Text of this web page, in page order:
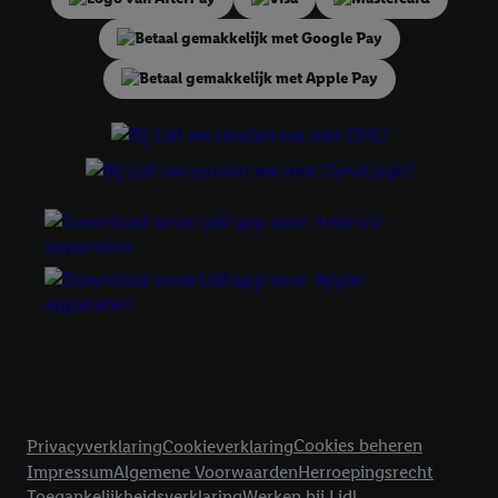
PrivacyverklaringCookieverklaringCookies beheren
ImpressumAlgemene VoorwaardenHerroepingsrecht
samengevoegd met andere identifiers of met identifiers die
door Criteo S.A. aan jou zijn toegewezen.
Als je hiervoor toestemming geeft, dan kunnen retargeting
eerder interesse hebt getoond (bijvoorbeeld door het product
in een winkelmandje van een online winkel te plaatsen maar het
niet te kopen). De retargeting advertenties kunnen op
verschillende eindapparaten en binnen verschillende Lidl-
diensten worden weergegeven, als verschillende eindapparaten
en Lidl-diensten, met behulp van jouw gehashte e-mailadres en
met eventuele andere identifiers of met identifiers waarover
Criteo S.A. beschikt, aan jou kunnen worden toegewezen.
Door te klikken op "Weigeren", kies je voor de optie dat er enkel
technisch noodzakelijke cookies en vergelijkbare technieken